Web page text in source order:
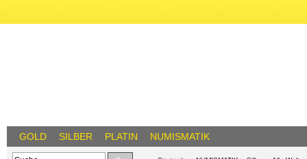
GOLD SILBER PLATIN NUMISMATIK